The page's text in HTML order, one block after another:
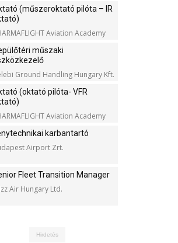
(műszeroktató pilóta – IR
Aviation Academy
műszaki
Ground Handling Hungary Kft.
(oktató pilóta- VFR
Aviation Academy
karbantartó
Airport Zrt.
Fleet Transition Manager
Air Hungary Ltd.
Hirdetés